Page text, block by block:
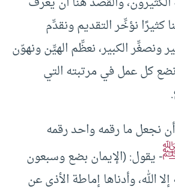
كثيرًا نؤخِّر التقديم ونقدِّم
ونصغِّر الكبير، نعظِّم الهيِّن ونهوّن
نضع كل عمل في مرتبته التي
نجعل ما رقمه واحد رقمه
- يقول: (الإيمان بضع وسبعون
الله، وأدناها إماطة الأذى عن